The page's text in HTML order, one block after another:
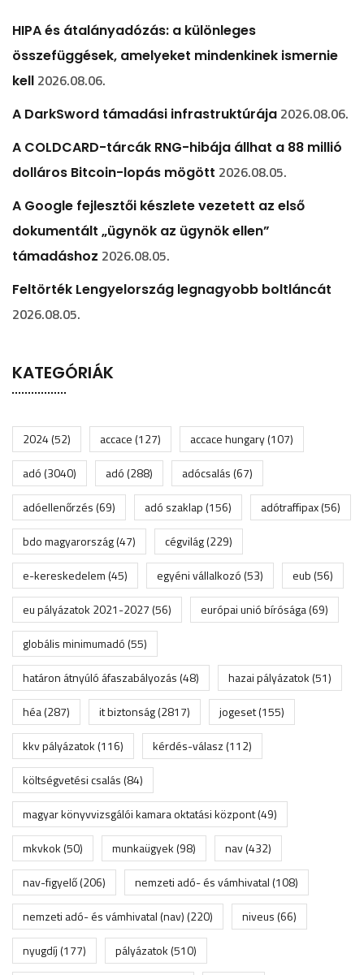
HIPA és átalányadózás: a különleges
összefüggések, amelyeket mindenkinek ismernie
kell 2026.08.06.
A DarkSword támadási infrastruktúrája 2026.08.06.
A COLDCARD-tárcák RNG-hibája állhat a 88 millió
dolláros Bitcoin-lopás mögött 2026.08.05.
A Google fejlesztői készlete vezetett az első
dokumentált „ügynök az ügynök ellen”
támadáshoz 2026.08.05.
Feltörték Lengyelország legnagyobb boltláncát
2026.08.05.
KATEGÓRIÁK
2024(52) accace(127) accace hungary(107)
adó(3040) adó(288) adócsalás(67)
adóellenőrzés(69) adó szaklap(156) adótraffipax(56)
bdo magyarország(47) cégvilág(229)
e-kereskedelem(45) egyéni vállalkozó(53) eub(56)
eu pályázatok 2021-2027(56) európai unió bírósága(69)
globális minimumadó(55)
határon átnyúló áfaszabályozás(48) hazai pályázatok(51)
héa(287) it biztonság(2817) jogeset(155)
kkv pályázatok(116) kérdés-válasz(112)
költségvetési csalás(84)
magyar könyvvizsgálói kamara oktatási központ(49)
mkvkok(50) munkaügyek(98) nav(432)
nav-figyelő(206) nemzeti adó- és vámhivatal(108)
nemzeti adó- és vámhivatal (nav)(220) niveus(66)
nyugdíj(177) pályázatok(510)